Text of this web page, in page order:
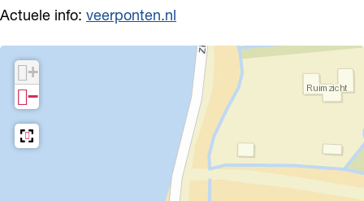
n
p p
Actuele info: veerponten.nl
+
−